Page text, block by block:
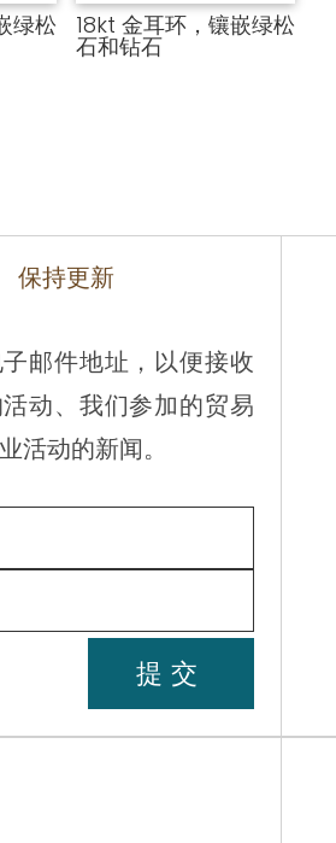
绿松 18kt 金耳环，镶嵌绿松
石和钻石
保持更新
邮件地址，以便接收
动、我们参加的贸易
活动的新闻。
提交